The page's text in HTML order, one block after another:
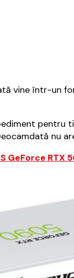
vine într-un
pentru
nu
GeForce RTX